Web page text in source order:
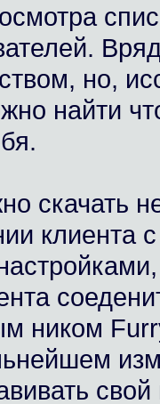
но,
найти
скачать
клиента с
ником
свой